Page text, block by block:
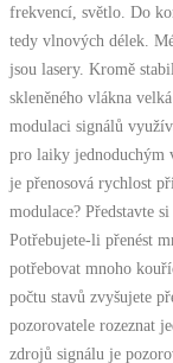
frekvencí, světlo. Do
tedy vlnových délek.
jsou lasery. Kromě
skleněného vlákna
modulaci signálů
pro laiky jednoduchým
je přenosová rychlost
modulace? Představte
Potřebujete-li přenést
potřebovat mnoho
počtu stavů zvyšujete
pozorovatele rozeznat
zdrojů signálu je